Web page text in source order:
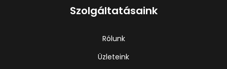
Szolgáltatásaink
Rólunk
Üzleteink